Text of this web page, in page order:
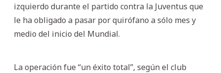
izquierdo durante el partido contra la Juventus que
le ha obligado a pasar por quirófano a sólo mes y
medio del inicio del Mundial.
La operación fue “un éxito total”, según el club